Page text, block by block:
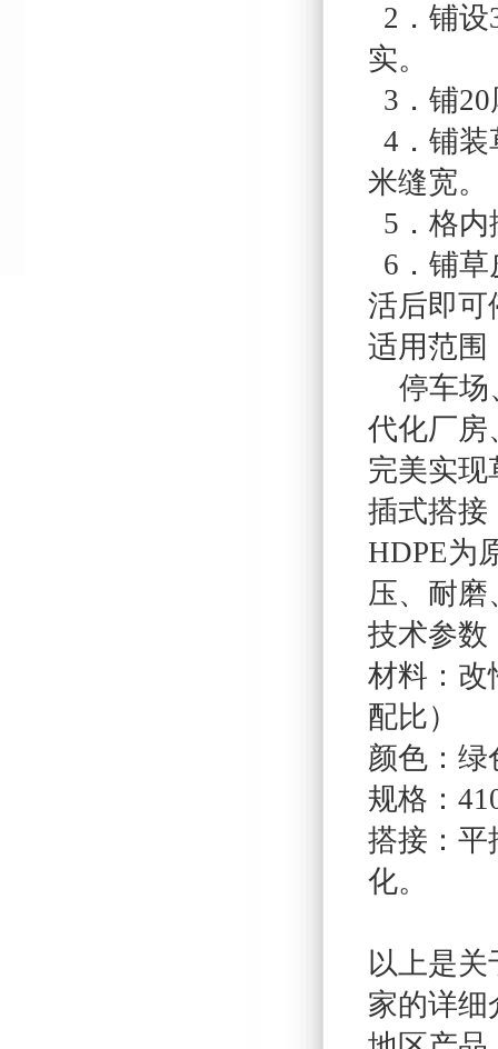
2．铺设
实。
3．铺
4．铺
米缝宽。
5．格
6．铺
活后即
适用范围
停车场
代化厂
完美实现
插式搭接
HDPE为
压、耐
技术参数
材料：改
配比）
颜色：
规格：
搭接：平
化。
以上是
家的详细